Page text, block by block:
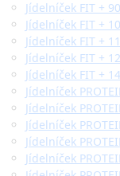
Jídelníček FIT +
Jídelníček FIT +
Jídelníček FIT +
Jídelníček FIT +
Jídelníček FIT +
Jídelníček
Jídelníček
Jídelníček
Jídelníček
Jídelníček